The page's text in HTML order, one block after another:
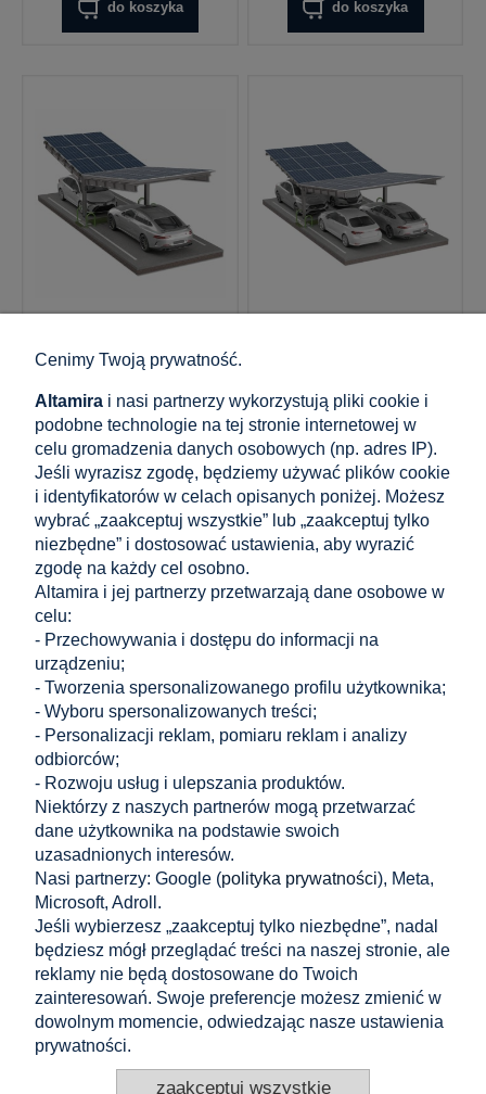
do koszyka do koszyka
Wiata Samochodowe
PV T 11,4m x 3,3m
60 786,60 zł
zawiera 23% VAT, bez kosztów
dostawy
Cena netto:49 420,00 zł
do koszyka
63 197,40 zł
zawiera 23% VAT, bez kosztów
dostawy
Cena netto:51 380,00 zł
do koszyka
« 1 ... 16 17 18 19
Zakupy
Pomoc
Moje konto
Informacje
KONTAKT
Altamira Sp. z o. o.
Budowlanych 6/51, 95-040 Koluszki, Polska
+48 721 556 606
Cenimy Twoją prywatność.
Altamira i nasi partnerzy wykorzystują pliki cookie i
podobne technologie na tej stronie internetowej w
celu gromadzenia danych osobowych (np. adres IP).
Jeśli wyrazisz zgodę, będziemy używać plików cookie
i identyfikatorów w celach opisanych poniżej. Możesz
wybrać „zaakceptuj wszystkie” lub „zaakceptuj tylko
niezbędne” i dostosować ustawienia, aby wyrazić
zgodę na każdy cel osobno.
Altamira i jej partnerzy przetwarzają dane osobowe w
celu:
- Przechowywania i dostępu do informacji na
urządzeniu;
- Tworzenia spersonalizowanego profilu użytkownika;
- Wyboru spersonalizowanych treści;
- Personalizacji reklam, pomiaru reklam i analizy
odbiorców;
- Rozwoju usług i ulepszania produktów.
Niektórzy z naszych partnerów mogą przetwarzać
dane użytkownika na podstawie swoich
uzasadnionych interesów.
Nasi partnerzy: Google (polityka prywatności), Meta,
Microsoft, Adroll.
Jeśli wybierzesz „zaakceptuj tylko niezbędne”, nadal
będziesz mógł przeglądać treści na naszej stronie, ale
reklamy nie będą dostosowane do Twoich
zainteresowań. Swoje preferencje możesz zmienić w
dowolnym momencie, odwiedzając nasze ustawienia
prywatności.
zaakceptuj wszystkie